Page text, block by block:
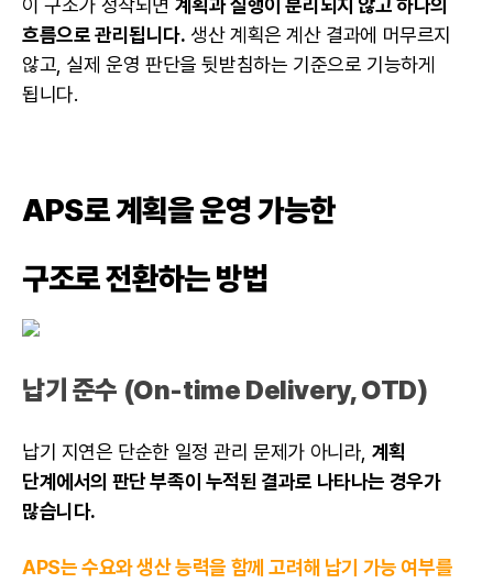
흐름으로 관리됩니다. 생산 계획은 계산 결과에 머무르지
않고, 실제 운영 판단을 뒷받침하는 기준으로 기능하게
됩니다.
APS로 계획을 운영 가능한
구조로 전환하는 방법
납기 준수 (On-time Delivery, OTD)
납기 지연은 단순한 일정 관리 문제가 아니라, 계획
단계에서의 판단 부족이 누적된 결과로 나타나는 경우가
많습니다.
APS는 수요와 생산 능력을 함께 고려해 납기 가능 여부를